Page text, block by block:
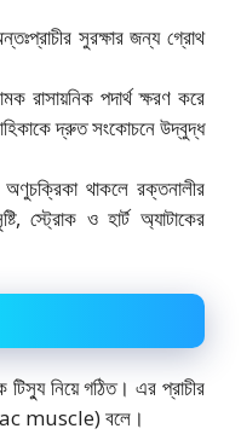
সুরক্ষার জন্য গ্রোথ
পদার্থ ক্ষরণ করে
দ্রুত সংকোচনে উদ্বুদ্ধ
অণুচক্রিকা থাকলে রক্তনালীর
স্ট্রোক ও হার্ট অ্যাটাকের
টিস্যু নিয়ে গঠিত। এর প্রাচীর
muscle) বলে।